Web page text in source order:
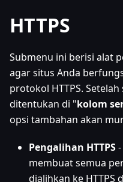
HTTPS
Submenu ini berisi alat
agar situs Anda
protokol HTTPS.
ditentukan di "kolom
opsi tambahan akan
Pengalihan HTTPS
membuat semua
dialihkan ke HTTPS